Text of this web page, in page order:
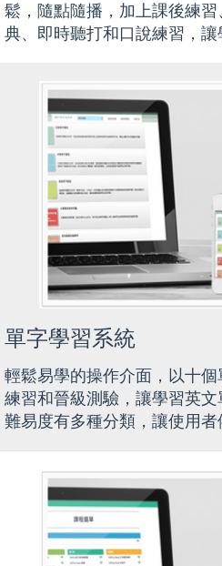
鬆，隨點隨播，加上課後練
典、即時聽打和口說練習，讓
單字學習系統
輕鬆易學的操作介面，以十
練習和晉級測驗，讓學習英
難易度有多種分類，讓使用者